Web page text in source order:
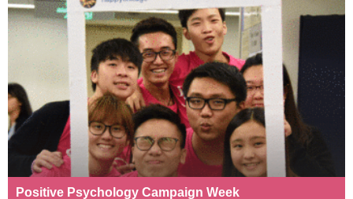
Positive Psychology Campaign Week